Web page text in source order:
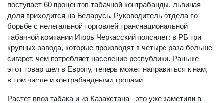
поступает 60 процентов табачной контрабанды, львиная
доля приходится на Беларусь. Руководитель отдела по
борьбе с нелегальной торговлей транснациональной
табачной компании Игорь Черкасский поясняет: в РБ три
крупных завода, которые производят в четыре раза больше
сигарет, чем потребляет население республики. Раньше
этот товар шел в Европу, теперь может направиться к нам,
в том числе и контрабандными тропами.
Растет ввоз табака и из Казахстана - это уже заметили в